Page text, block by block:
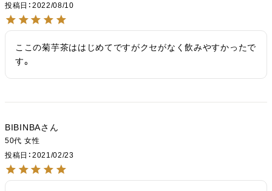
投稿日
2022/08/10
ここの菊芋茶ははじめてですがクセがなく飲みやすかったで
す。
BIBINBA
50代 女性
投稿日
2021/02/23